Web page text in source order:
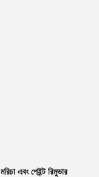
এবং পেইন্ট রিমুভার